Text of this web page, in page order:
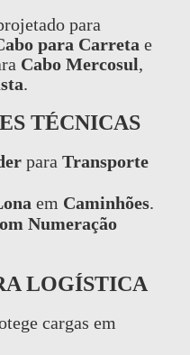
para
para Carreta e
Cabo Mercosul,
.
TÉCNICAS
para Transporte
em Caminhões.
Numeração
LOGÍSTICA
cargas em